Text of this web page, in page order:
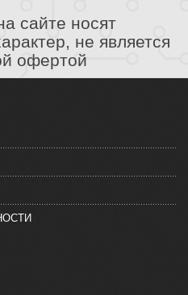
сайте носят
не является
офертой